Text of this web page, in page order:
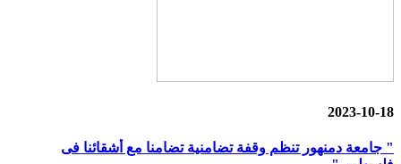
2023-10-18
" جامعة دمنهور تنظم وقفة تضامنية تضامنا مع أشقائنا فى